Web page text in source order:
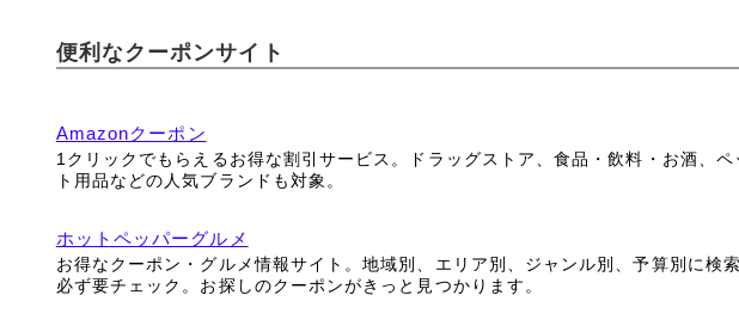
便利なクーポンサイト
Amazonクーポン
1クリックでもらえるお得な割引サービス。ドラッグストア、食品・飲料・お酒、ペ
ト用品などの人気ブランドも対象。
ホットペッパーグルメ
お得なクーポン・グルメ情報サイト。地域別、エリア別、ジャンル別、予算別に検
必ず要チェック。お探しのクーポンがきっと見つかります。